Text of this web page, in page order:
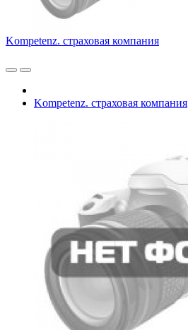
Kompetenz. страховая компания
Kompetenz. страховая компания